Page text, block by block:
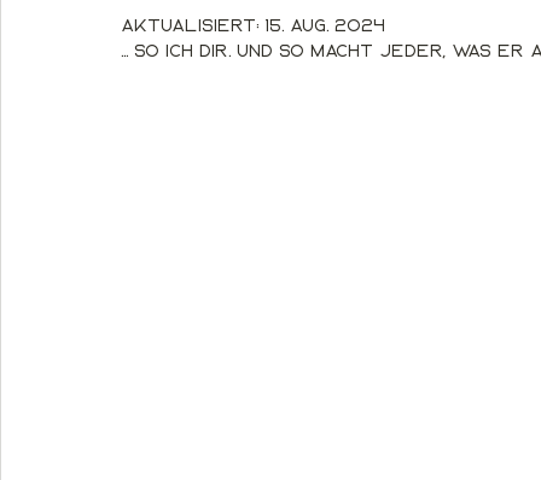
Aktualisiert: 15. Aug. 2024
... so ich Dir. Und so macht jeder, was er